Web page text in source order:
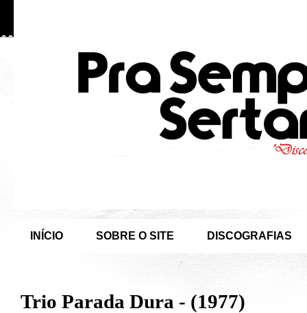
INÍCIO SOBRE O SITE DISCOGRAFIAS
Trio Parada Dura - (1977)